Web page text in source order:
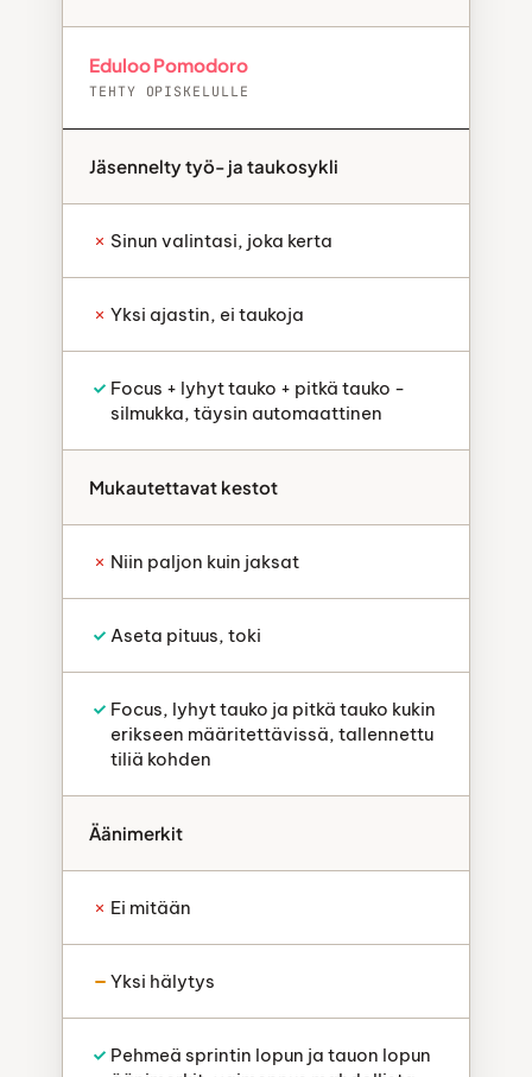
Eduloo Pomodoro
TEHTY OPISKELULLE
Jäsennelty työ- ja taukosykli
Sinun valintasi, joka kerta
Yksi ajastin, ei taukoja
Focus + lyhyt tauko + pitkä tauko -
silmukka, täysin automaattinen
Mukautettavat kestot
Niin paljon kuin jaksat
Aseta pituus, toki
Focus, lyhyt tauko ja pitkä tauko kukin
erikseen määritettävissä, tallennettu
tiliä kohden
Äänimerkit
Ei mitään
Yksi hälytys
Pehmeä sprintin lopun ja tauon lopun